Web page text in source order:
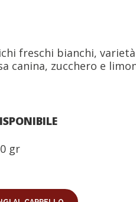
freschi bianchi,
canina, zucchero e
gr